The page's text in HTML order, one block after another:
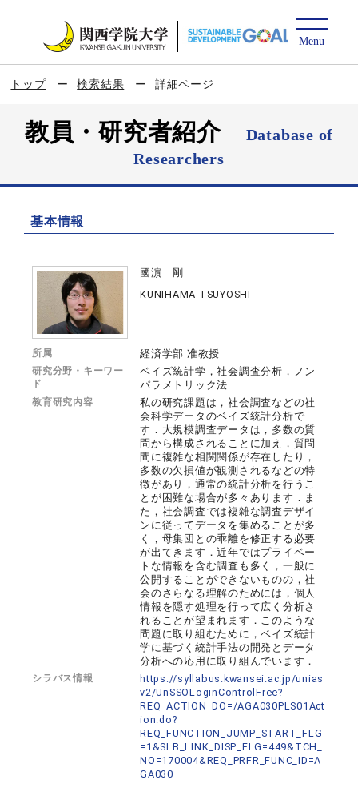
トップ 検索結果 詳細ページ
教員・研究者紹介
Database of
Researchers
基本情報
國濵 剛
KUNIHAMA TSUYOSHI
所属 経済学部 准教授
研究分野・キーワー
ド
ベイズ統計学，社会調査分析，ノン
パラメトリック法
教育研究内容
私の研究課題は，社会調査などの社
会科学データのベイズ統計分析で
す．大規模調査データは，多数の質
問から構成されることに加え，質問
間に複雑な相関関係が存在したり，
多数の欠損値が観測されるなどの特
徴があり，通常の統計分析を行うこ
とが困難な場合が多々あります．ま
た，社会調査では複雑な調査デザイ
ンに従ってデータを集めることが多
く，母集団との乖離を修正する必要
が出てきます．近年ではプライベー
トな情報を含む調査も多く，一般に
公開することができないものの，社
会のさらなる理解のためには，個人
情報を隠す処理を行って広く分析さ
れることが望まれます．このような
問題に取り組むために，ベイズ統計
学に基づく統計手法の開発とデータ
分析への応用に取り組んでいます．
シラバス情報
https://syllabus.kwansei.ac.jp/unias
v2/UnSSOLoginControlFree?
REQ_ACTION_DO=/AGA030PLS01Act
ion.do?
REQ_FUNCTION_JUMP_START_FLG
=1&SLB_LINK_DISP_FLG=449&TCH_
NO=170004&REQ_PRFR_FUNC_ID=A
GA030